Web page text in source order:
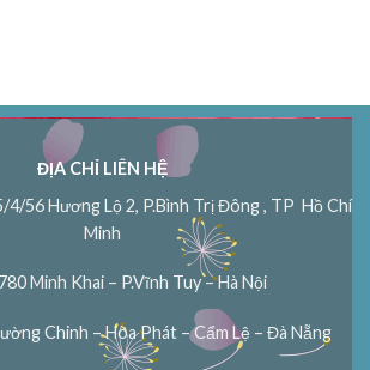
ĐỊA CHỈ LIÊN HỆ
4/56 Hương Lộ 2, P.Bình Trị Đông , TP Hồ Chí
Minh
Minh Khai – P.Vĩnh Tuy – Hà Nội
Chinh – Hòa Phát – Cẩm Lệ – Đà Nẵng